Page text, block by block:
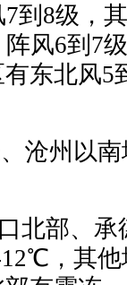
到8级，
风6到7
东北风5
州以南
部、承
，其